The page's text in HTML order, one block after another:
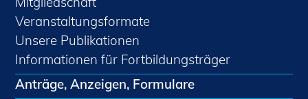
Veranstaltungsformate
Unsere Publikationen
Informationen für Fortbildungsträger
Anträge, Anzeigen, Formulare